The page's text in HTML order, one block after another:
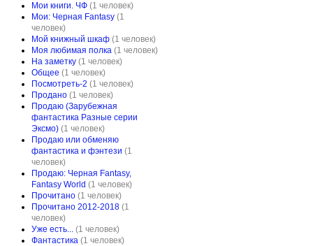
Мои книги. ЧФ (1 человек)
Мои: Черная Fantasy (1
человек)
Мой книжный шкаф (1 человек)
Моя любимая полка (1 человек)
На заметку (1 человек)
Общее (1 человек)
Посмотреть-2 (1 человек)
Продано (1 человек)
Продаю (Зарубежная
фантастика Разные серии
Эксмо) (1 человек)
Продаю или обменяю
фантастика и фэнтези (1
человек)
Продаю: Черная Fantasy,
Fantasy World (1 человек)
Прочитано (1 человек)
Прочитано 2012-2018 (1
человек)
Уже есть... (1 человек)
Фантастика (1 человек)